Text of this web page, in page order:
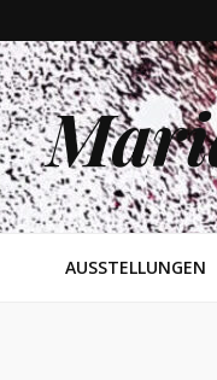
AUSSTELLUNGEN